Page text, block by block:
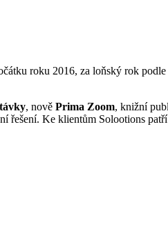
roku 2016, za loňský rok
, nově Prima Zoom, knižní
řešení. Ke klientům Solootions patří